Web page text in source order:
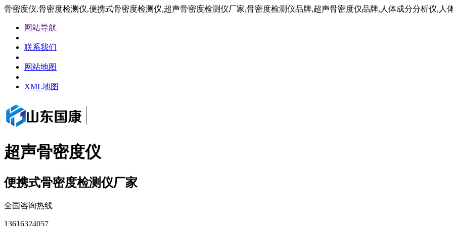
骨密度仪,骨密度检测仪,便携式骨密度检测仪,超声骨密度检测仪厂家,骨密度检测仪品牌,超声骨密度仪品牌,人体成分分析仪,人
网站导航
联系我们
网站地图
XML地图
超声骨密度仪
便携式骨密度检测仪厂家
全国咨询热线
13616324057